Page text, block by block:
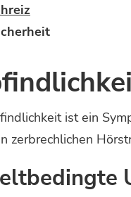
ist ein
zerbrechlichen